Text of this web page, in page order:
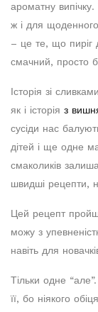
ароматну
ж і для
– це те, що пиріг
смачний, просто
Історія зі
як і історія з
сусіди нас
дітей і ще одне
смаколиків
швидші рецепти,
Цей рецепт
можу з
навіть для
Тільки одне
її, бо ніякого